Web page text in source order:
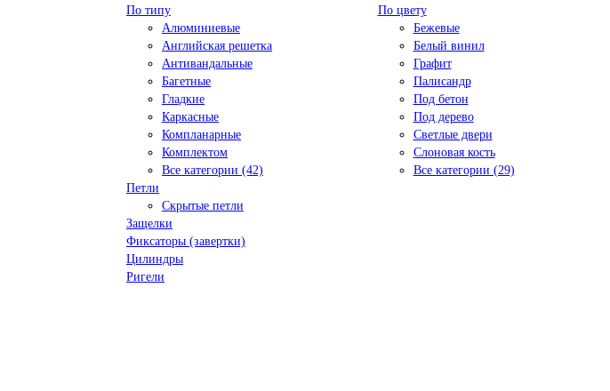
По типу
Алюминиевые
Английская решетка
Антивандальные
Багетные
Гладкие
Каркасные
Компланарные
Комплектом
Все категории (42)
По цвету
Бежевые
Белый винил
Графит
Палисандр
Под бетон
Под дерево
Светлые двери
Слоновая кость
Все категории (29)
Петли
Скрытые петли
Защелки
Фиксаторы (завертки)
Цилиндры
Ригели